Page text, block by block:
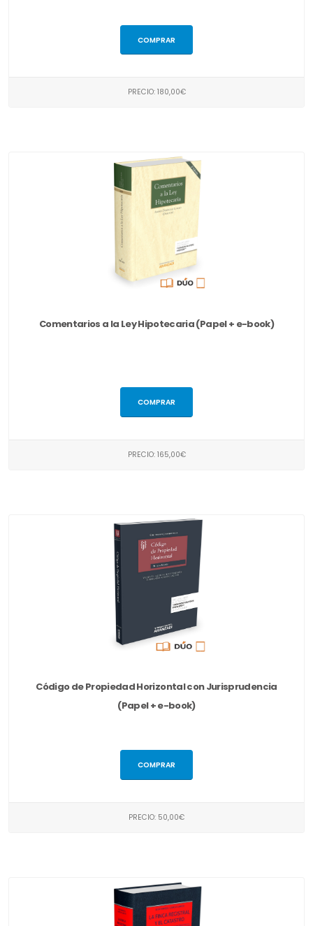
COMPRAR
PRECIO: 180,00€
Comentarios a la Ley Hipotecaria (Papel + e-book)
COMPRAR
PRECIO: 165,00€
Código de Propiedad Horizontal con Jurisprudencia
(Papel + e-book)
COMPRAR
PRECIO: 50,00€